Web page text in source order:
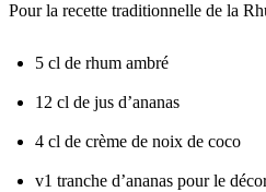
Pour la recette traditionnelle de la
5 cl de rhum ambré
12 cl de jus d’ananas
4 cl de crème de noix de coco
v1 tranche d’ananas pour le